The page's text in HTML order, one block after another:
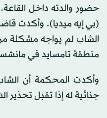
حضور والدته داخل القاعة،
(بي إيه ميديا). وأكدت
الشاب لم يواجه مشكلة
منطقة تامسايد في
وأكدت المحكمة أن
جنائية له إذا تقبل تحذير